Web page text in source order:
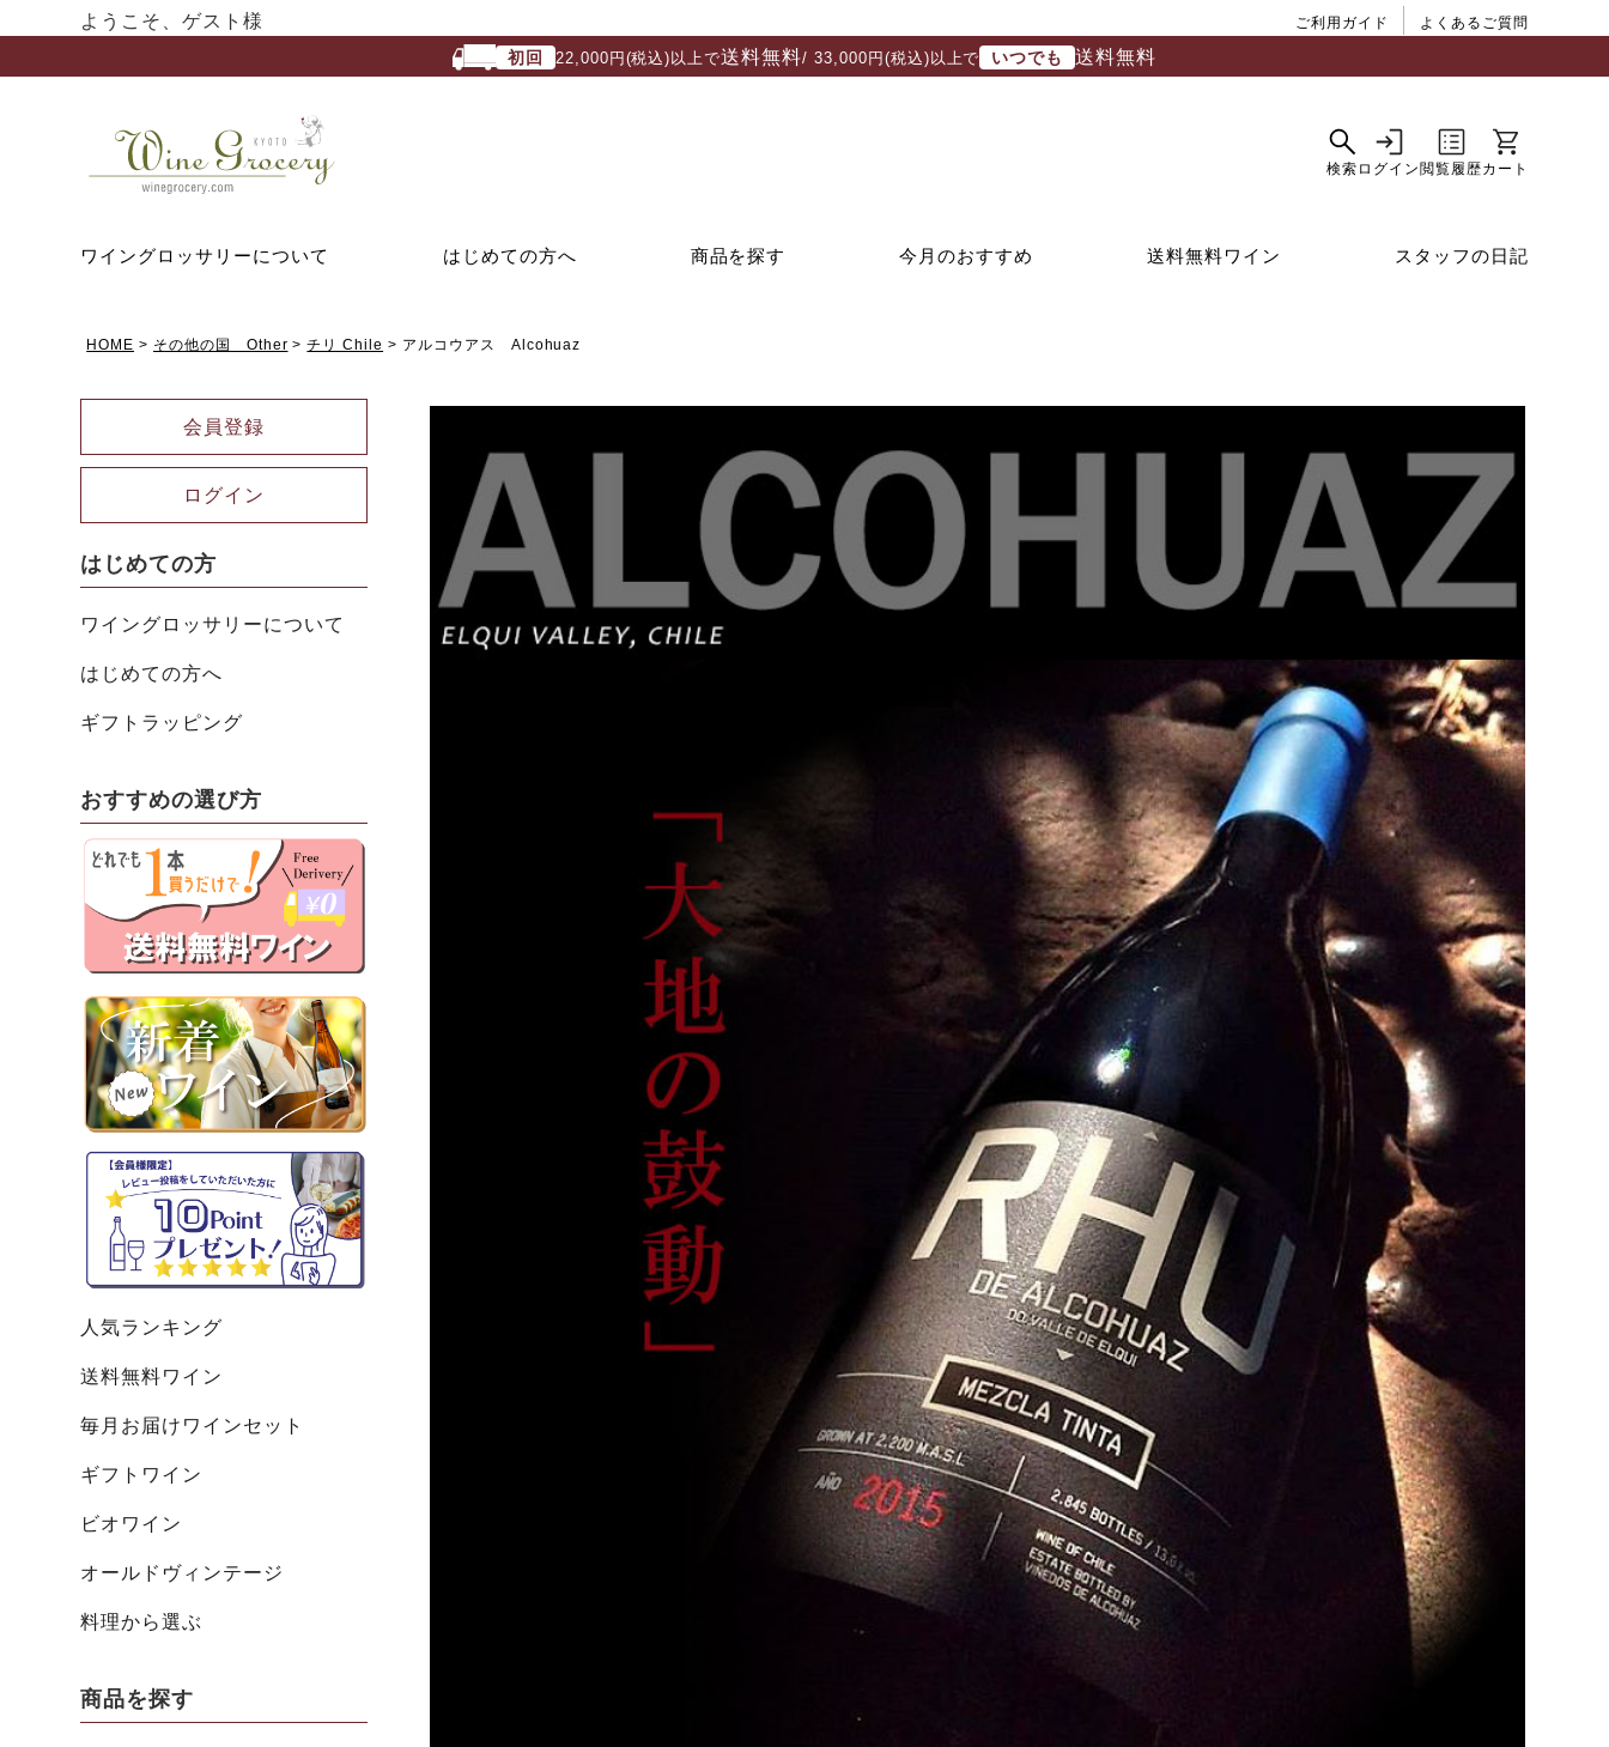
ようこそ、ゲスト様 ご利用ガイド よくあるご質問
初回 22,000円(税込)以上で送料無料/ 33,000円(税込)以上で いつでも 送料無料
ワイングロッサリーについて はじめての方へ 商品を探す 今月のおすすめ 送料無料ワイン スタッフの日記
HOME その他の国 Other チリ Chile アルコウアス Alcohuaz
会員登録
ログイン
はじめての方
ワイングロッサリーについて
はじめての方へ
ギフトラッピング
おすすめの選び方
人気ランキング
送料無料ワイン
毎月お届けワインセット
ギフトワイン
ビオワイン
オールドヴィンテージ
料理から選ぶ
商品を探す